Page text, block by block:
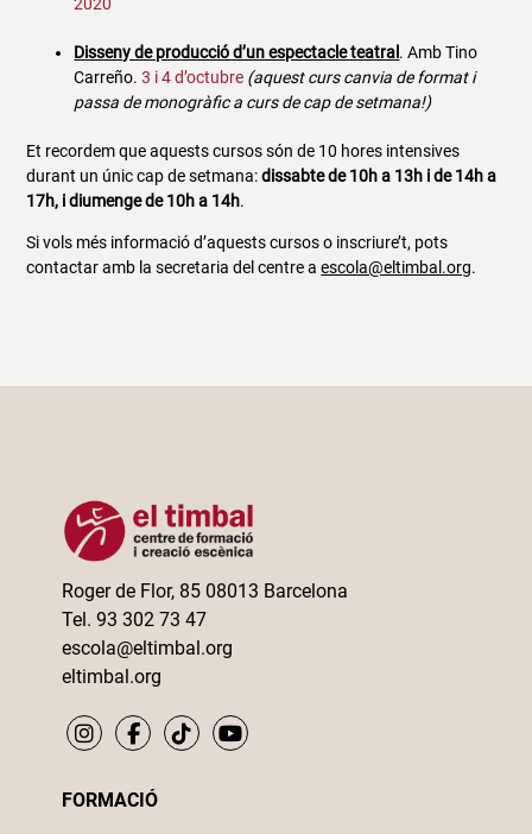
Disseny de producció d’un espectacle teatral . Amb Tino
Carreño.3 i 4 d’octubre (aquest curs canvia de format i
passa de monogràfic a curs de cap de setmana!)
Et recordem que aquests cursos són de 10 hores intensives
durant un únic cap de setmana:dissabte de 10h a 13h i de 14h a
17h, i diumenge de 10h a 14h.
Si vols més informació d’aquests cursos o inscriure’t, pots
contactar amb la secretaria del centre aescola@eltimbal.org.
Roger de Flor, 85 08013 Barcelona
Tel. 93 302 73 47
escola@eltimbal.org
eltimbal.org
FORMACIÓ